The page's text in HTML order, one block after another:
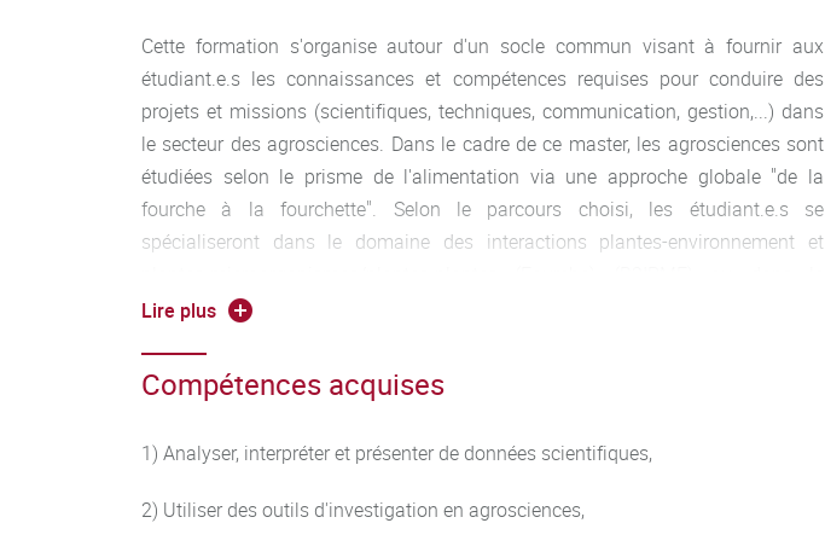
Cette formation s'organise autour d'un socle commun visant à fournir aux
étudiant.e.s les connaissances et compétences requises pour conduire des
projets et missions (scientifiques, techniques, communication, gestion,...) dans
le secteur des agrosciences. Dans le cadre de ce master, les agrosciences sont
étudiées selon le prisme de l'alimentation via une approche globale "de la
fourche à la fourchette". Selon le parcours choisi, les étudiant.e.s se
spécialiseront dans le domaine des interactions plantes-environnement et
domaine agro-alimentaire (Fourchette) avec des compétences particulières en
alimentation durable et en responsabilité sociétale des entreprises (RSE) (A3DD),
en procédés fermentaires pour la production de vin ou de bière (PFAA). Le
donne droit à un double diplôme avec l’université de Mayence en Allemagne.
Lire plus
Compétences acquises
1) Analyser, interpréter et présenter de données scientifiques,
2) Utiliser des outils d'investigation en agrosciences,